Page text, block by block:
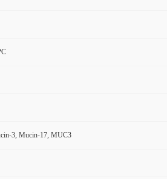
3, Mucin-17, MUC3